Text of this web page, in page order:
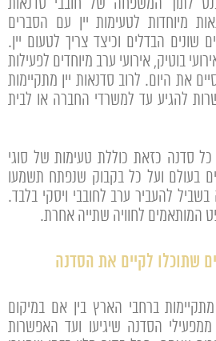
לתוך המשפחה של חובבי סדנאות
מיוחדות לטעימות יין עם הסברים
שונים הבדלים וכיצד צריך לטעום יין.
בוטיק, אירועי ערב מיוחדים לפעילות
את היום. לרוב סדנאות יין מתקיימות
להגיע עד למשרדי החברה או לבית
כל סדנה כזאת כוללת טעימות של סוגי
בעולם ועל כל בקבוק שנפתח תשמעו
בשביל להעביר ערב לחובבי ויסקי בלבד.
המותאמים לחוויה שתייה אחרת.
שתוכלו לקיים את הסדנה
ברחבי הארץ בין אם במיקום
הסדנה שיגיעו ועד האפשרות